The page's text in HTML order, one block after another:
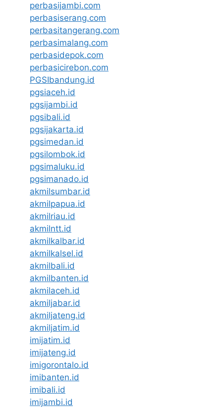
perbasijambi.com
perbasiserang.com
perbasitangerang.com
perbasimalang.com
perbasidepok.com
perbasicirebon.com
PGSIbandung.id
pgsiaceh.id
pgsijambi.id
pgsibali.id
pgsijakarta.id
pgsimedan.id
pgsilombok.id
pgsimaluku.id
pgsimanado.id
akmilsumbar.id
akmilpapua.id
akmilriau.id
akmilntt.id
akmilkalbar.id
akmilkalsel.id
akmilbali.id
akmilbanten.id
akmilaceh.id
akmiljabar.id
akmiljateng.id
akmiljatim.id
imijatim.id
imijateng.id
imigorontalo.id
imibanten.id
imibali.id
imijambi.id